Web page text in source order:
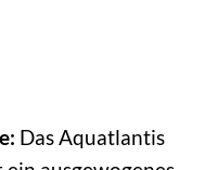
Das Aquatlantis